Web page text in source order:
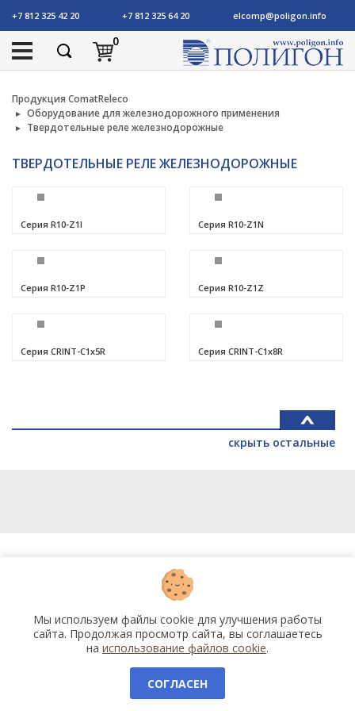
+7 812 325 42 20 +7 812 325 64 20 elcomp@poligon.info
0
Продукция ComatReleco
Оборудование для железнодорожного применения
Твердотельные реле железнодорожные
ТВЕРДОТЕЛЬНЫЕ РЕЛЕ ЖЕЛЕЗНОДОРОЖНЫЕ
Серия R10-Z1I Серия R10-Z1N
Серия R10-Z1P Серия R10-Z1Z
Серия CRINT-C1x5R Серия CRINT-C1x8R
скрыть остальные
Мы используем файлы cookie для улучшения работы
сайта. Продолжая просмотр сайта, вы соглашаетесь
на использование файлов cookie.
СОГЛАСЕН